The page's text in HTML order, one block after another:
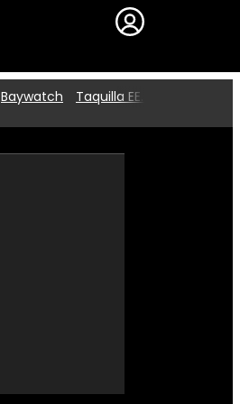
Baywatch Taquilla EE.UU.